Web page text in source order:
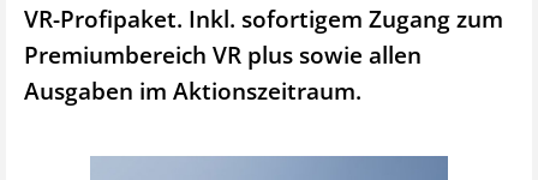
VR-Profipaket. Inkl. sofortigem Zugang zum
Premiumbereich VR plus sowie allen
Ausgaben im Aktionszeitraum.